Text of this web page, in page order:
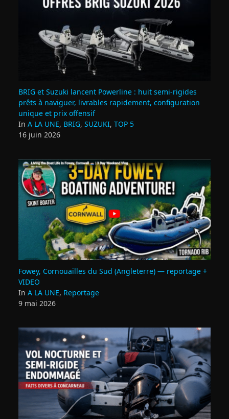
BRIG et Suzuki lancent Powerline : huit semi‑rigides
prêts à naviguer, livrables rapidement, configuration
unique et prix offensif
In A LA UNE, BRIG, SUZUKI, TOP 5
16 juin 2026
Fowey, Cornouailles du Sud (Angleterre) — reportage +
VIDEO
In A LA UNE, Reportage
9 mai 2026